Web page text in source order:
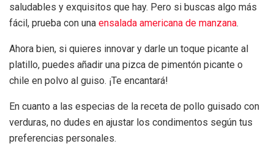
saludables y exquisitos que hay. Pero si buscas algo más
fácil, prueba con una ensalada americana de manzana.
Ahora bien, si quieres innovar y darle un toque picante al
platillo, puedes añadir una pizca de pimentón picante o
chile en polvo al guiso. ¡Te encantará!
En cuanto a las especias de la receta de pollo guisado con
verduras, no dudes en ajustar los condimentos según tus
preferencias personales.